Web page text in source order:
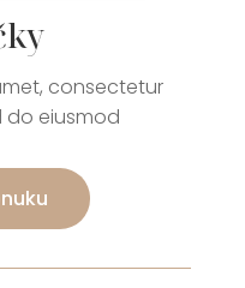
consectetur
do eiusmod